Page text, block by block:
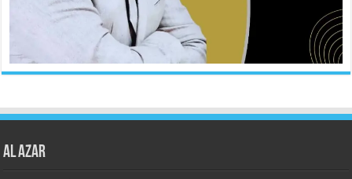
AL AZAR